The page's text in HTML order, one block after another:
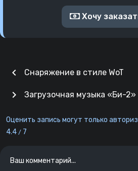
Хочу
chevron_left Снаряжение в стиле WoT
Загрузочная музыка «Би-2»
chevron_right
Оценить запись могут только
4.4 / 7